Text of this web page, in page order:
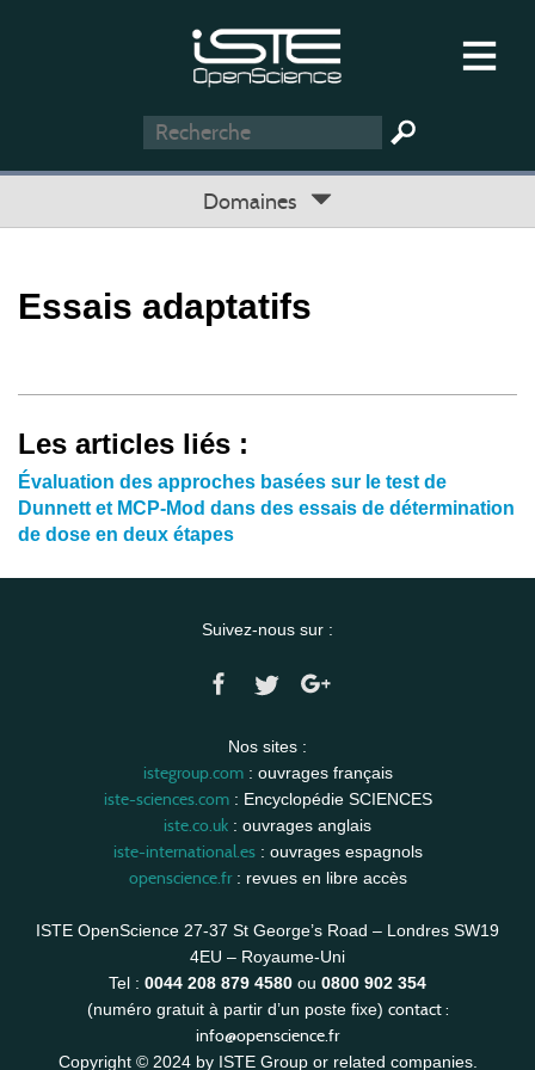
Domaines
Essais adaptatifs
Les articles liés :
Évaluation des approches basées sur le test de
Dunnett et MCP-Mod dans des essais de détermination
de dose en deux étapes
Suivez-nous sur :
Nos sites :
istegroup.com: ouvrages français
iste-sciences.com: Encyclopédie SCIENCES
iste.co.uk : ouvrages anglais
iste-international.es: ouvrages espagnols
openscience.fr: revues en libre accès
ISTE OpenScience 27-37 St George’s Road – Londres SW19
4EU – Royaume-Uni
Tel : 0044 208 879 4580 ou 0800 902 354
(numéro gratuit à partir d’un poste fixe) contact :
info@openscience.fr
Copyright © 2024 by ISTE Group or related companies.